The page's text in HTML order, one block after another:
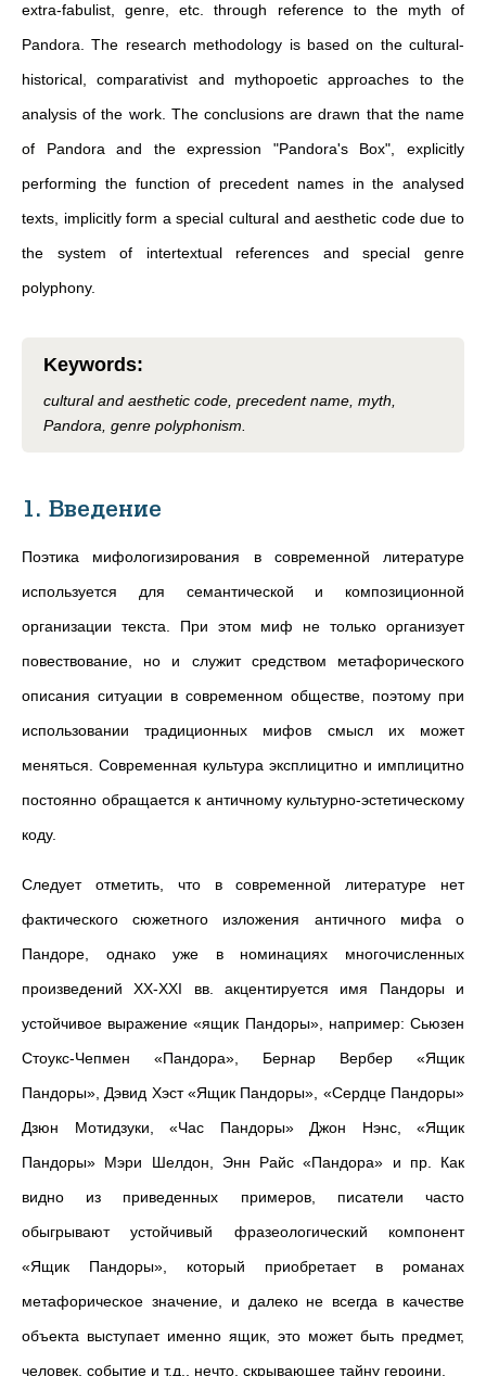
extra-fabulist, genre, etc. through reference to the myth of
Pandora. The research methodology is based on the cultural-
historical, comparativist and mythopoetic approaches to the
analysis of the work. The conclusions are drawn that the name
of Pandora and the expression "Pandora's Box", explicitly
performing the function of precedent names in the analysed
texts, implicitly form a special cultural and aesthetic code due to
the system of intertextual references and special genre
polyphony.
Keywords:
cultural and aesthetic code, precedent name, myth,
Pandora, genre polyphonism.
1. Введение
Поэтика мифологизирования в современной литературе
используется для семантической и композиционной
организации текста. При этом миф не только организует
повествование, но и служит средством метафорического
описания ситуации в современном обществе, поэтому при
использовании традиционных мифов смысл их может
меняться. Современная культура эксплицитно и имплицитно
постоянно обращается к античному культурно-эстетическому
коду.
Следует отметить, что в современной литературе нет
фактического сюжетного изложения античного мифа о
Пандоре, однако уже в номинациях многочисленных
произведений XX-XXI вв. акцентируется имя Пандоры и
устойчивое выражение «ящик Пандоры», например: Сьюзен
Стоукс-Чепмен «Пандора», Бернар Вербер «Ящик
Пандоры», Дэвид Хэст «Ящик Пандоры», «Сердце Пандоры»
Дзюн Мотидзуки, «Час Пандоры» Джон Нэнс, «Ящик
Пандоры» Мэри Шелдон, Энн Райс «Пандора» и пр. Как
видно из приведенных примеров, писатели часто
обыгрывают устойчивый фразеологический компонент
«Ящик Пандоры», который приобретает в романах
метафорическое значение, и далеко не всегда в качестве
объекта выступает именно ящик, это может быть предмет,
человек, событие и т.д., нечто, скрывающее тайну героини.